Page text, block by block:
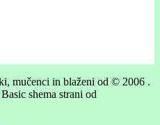
mučenci in blaženi od © 2006 .
shema strani od